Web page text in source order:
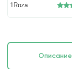
1Roza
Описание